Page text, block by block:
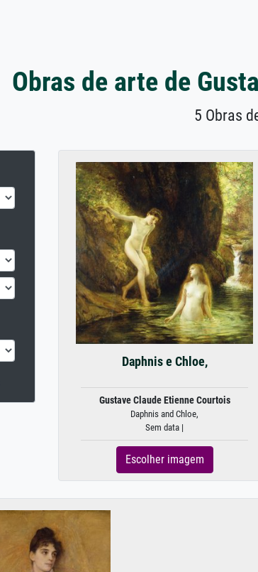
Obras de arte de
5 Obras
Daphnis e Chloe,
Gustave Claude Etienne Courtois
Daphnis and Chloe,
Sem data |
Escolher imagem